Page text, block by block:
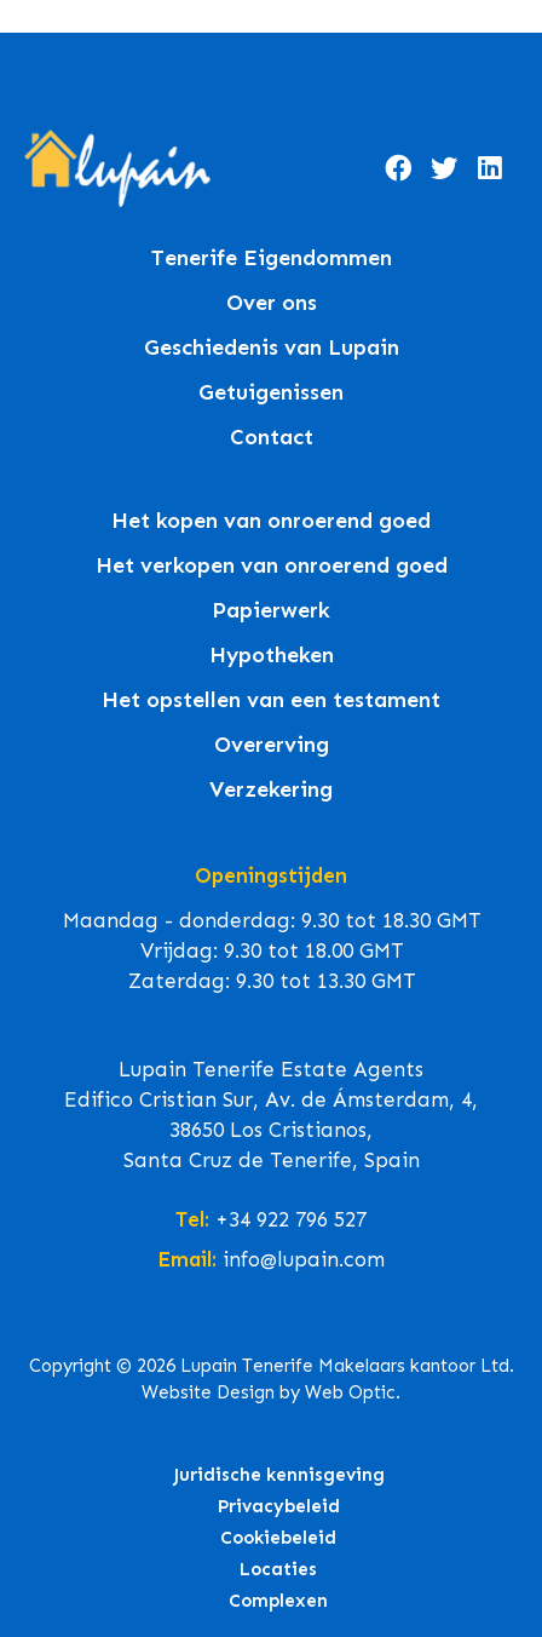
Tenerife Eigendommen
Over ons
Geschiedenis van Lupain
Getuigenissen
Contact
Het kopen van onroerend goed
Het verkopen van onroerend goed
Papierwerk
Hypotheken
Het opstellen van een testament
Overerving
Verzekering
Openingstijden
Maandag - donderdag: 9.30 tot 18.30 GMT
Vrijdag: 9.30 tot 18.00 GMT
Zaterdag: 9.30 tot 13.30 GMT
Lupain Tenerife Estate Agents
Edifico Cristian Sur, Av. de Ámsterdam, 4,
38650 Los Cristianos,
Santa Cruz de Tenerife, Spain
Tel: +34 922 796 527
Email: info@lupain.com
Copyright © 2026 Lupain Tenerife Makelaars kantoor Ltd.
Website Design by Web Optic.
Juridische kennisgeving
Privacybeleid
Cookiebeleid
Locaties
Complexen